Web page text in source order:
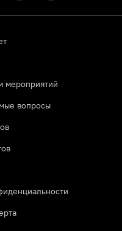
мероприятий
вопросы